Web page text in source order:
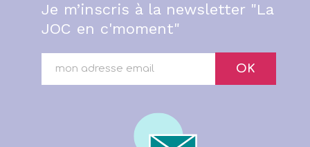
Je m’inscris à la newsletter "La
JOC en c'moment"
OK